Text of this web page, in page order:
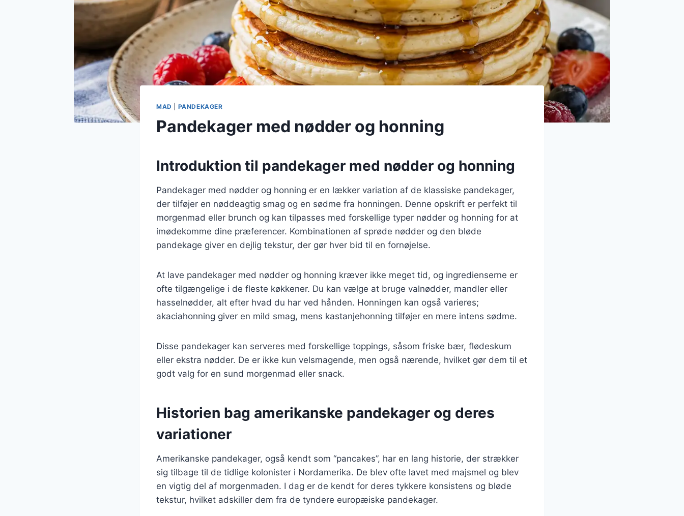
MAD PANDEKAGER
Pandekager med nødder og honning
Introduktion til pandekager med nødder og honning
Pandekager med nødder og honning er en lækker variation af de klassiske pandekager,
der tilføjer en nøddeagtig smag og en sødme fra honningen. Denne opskrift er perfekt til
morgenmad eller brunch og kan tilpasses med forskellige typer nødder og honning for at
imødekomme dine præferencer. Kombinationen af sprøde nødder og den bløde
pandekage giver en dejlig tekstur, der gør hver bid til en fornøjelse.
At lave pandekager med nødder og honning kræver ikke meget tid, og ingredienserne er
ofte tilgængelige i de fleste køkkener. Du kan vælge at bruge valnødder, mandler eller
hasselnødder, alt efter hvad du har ved hånden. Honningen kan også varieres;
akaciahonning giver en mild smag, mens kastanjehonning tilføjer en mere intens sødme.
Disse pandekager kan serveres med forskellige toppings, såsom friske bær, flødeskum
eller ekstra nødder. De er ikke kun velsmagende, men også nærende, hvilket gør dem til et
godt valg for en sund morgenmad eller snack.
Historien bag amerikanske pandekager og deres
variationer
Amerikanske pandekager, også kendt som “pancakes”, har en lang historie, der strækker
sig tilbage til de tidlige kolonister i Nordamerika. De blev ofte lavet med majsmel og blev
en vigtig del af morgenmaden. I dag er de kendt for deres tykkere konsistens og bløde
tekstur, hvilket adskiller dem fra de tyndere europæiske pandekager.